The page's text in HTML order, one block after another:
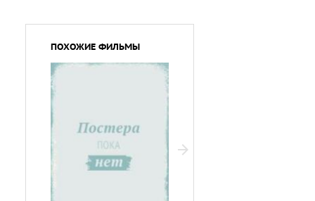
ПОХОЖИЕ ФИЛЬМЫ